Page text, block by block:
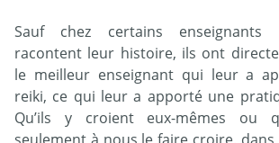
Sauf chez certains enseignants
racontent leur histoire, ils ont
le meilleur enseignant qui leur a
reiki, ce qui leur a apporté une
Qu’ils y croient eux-mêmes ou